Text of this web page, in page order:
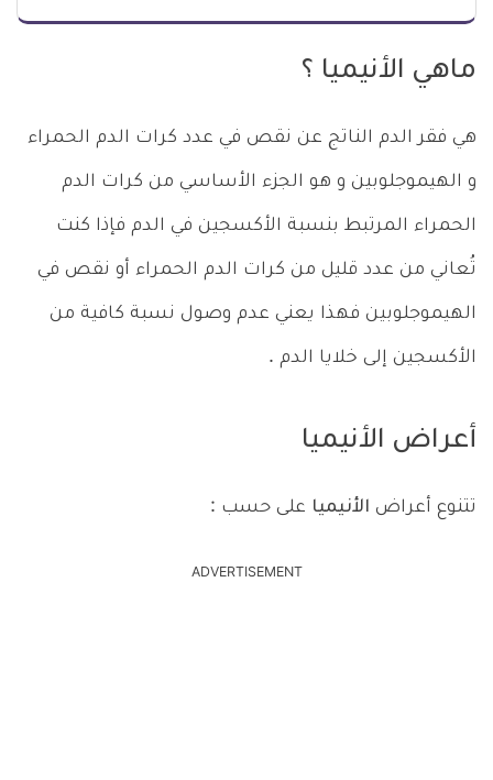
ماهي الأنيميا ؟
هي فقر الدم الناتج عن نقص في عدد كرات الدم الحمراء
و الهيموجلوبين و هو الجزء الأساسي من كرات الدم
الحمراء المرتبط بنسبة الأكسجين في الدم فإذا كنت
تُعاني من عدد قليل من كرات الدم الحمراء أو نقص في
الهيموجلوبين فهذا يعني عدم وصول نسبة كافية من
الأكسجين إلى خلايا الدم .
أعراض الأنيميا
تتنوع أعراض الأنيميا على حسب :
ADVERTISEMENT